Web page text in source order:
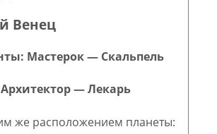
Венец
Мастерок — Скальпель
— Лекарь
же расположением планеты: